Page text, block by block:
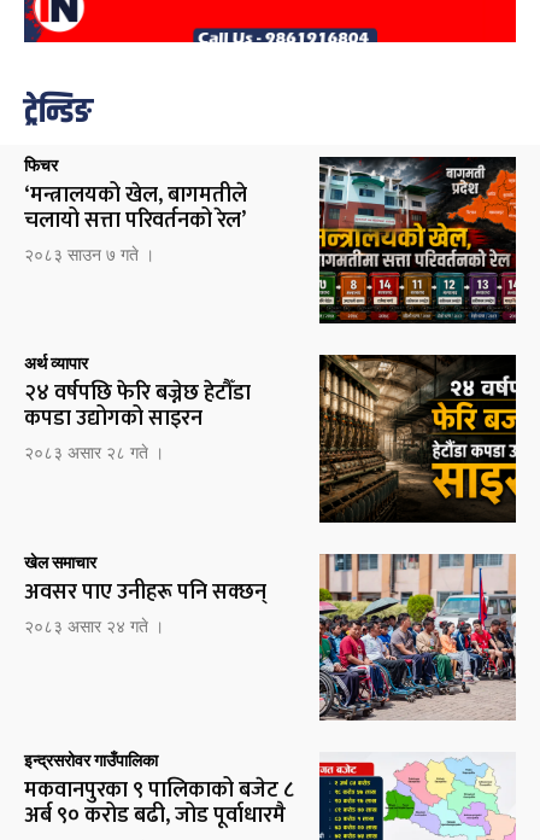
ट्रेन्डिङ
फिचर
‘मन्त्रालयको खेल, बागमतीले
चलायो सत्ता परिवर्तनको रेल’
२०८३ साउन ७ गते ।
अर्थ व्यापार
२४ वर्षपछि फेरि बज्नेछ हेटौँडा
कपडा उद्योगको साइरन
२०८३ असार २८ गते ।
खेल समाचार
अवसर पाए उनीहरू पनि सक्छन्
२०८३ असार २४ गते ।
इन्द्रसरोवर गाउँपालिका
मकवानपुरका ९ पालिकाको बजेट ८
अर्ब ९० करोड बढी, जोड पूर्वाधारमै